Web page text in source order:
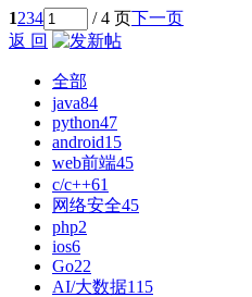
1234 / 4 页下一页
返 回
全部
java84
python47
android15
web前端45
c/c++61
网络安全45
php2
ios6
Go22
AI/大数据115